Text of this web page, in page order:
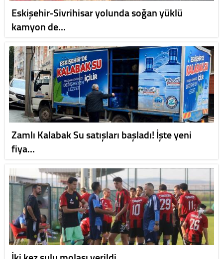
Eskişehir-Sivrihisar yolunda soğan yüklü
kamyon de…
Zamlı Kalabak Su satışları başladı! İşte yeni
fiya…